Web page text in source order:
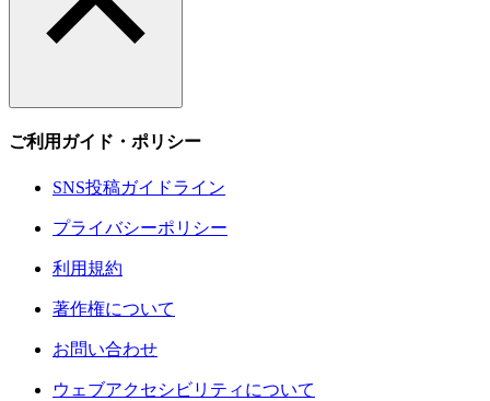
ご利用ガイド・ポリシー
SNS投稿ガイドライン
プライバシーポリシー
利用規約
著作権について
お問い合わせ
ウェブアクセシビリティについて